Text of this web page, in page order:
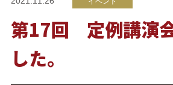
第17回 定例講演
した。